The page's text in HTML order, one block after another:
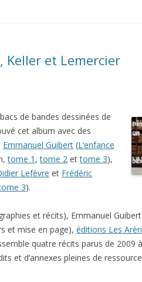
Keller et Lemercier
de bandes dessinées de
cet album avec des
Emmanuel Guibert (L’enfance
tome 1 ,tome 2 ettome 3),
Lefèvre et Frédéric
3).
et récits), Emmanuel Guibert
et mise en page), éditions Les
quatre récits parus de 2009
et d’annexes pleines de